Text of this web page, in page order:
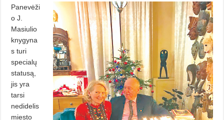
Panevėži
o J.
Masiulio
knygyna
s turi
specialų
statusą,
jis yra
tarsi
nedidelis
miesto